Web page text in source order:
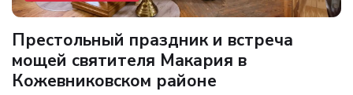
Престольный праздник и встреча
мощей святителя Макария в
Кожевниковском районе